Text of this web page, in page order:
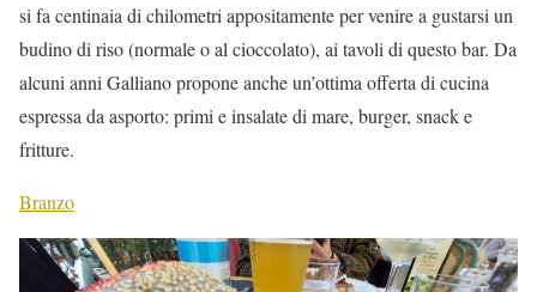
si fa centinaia di chilometri appositamente per venire a gustarsi un
budino di riso (normale o al cioccolato), ai tavoli di questo bar. Da
alcuni anni Galliano propone anche un’ottima offerta di cucina
espressa da asporto: primi e insalate di mare, burger, snack e
fritture.
Branzo